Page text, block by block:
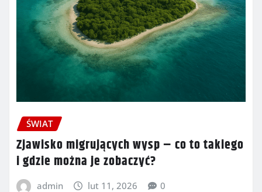
ŚWIAT
Zjawisko migrujących wysp – co to takiego
i gdzie można je zobaczyć?
admin lut 11, 2026 0